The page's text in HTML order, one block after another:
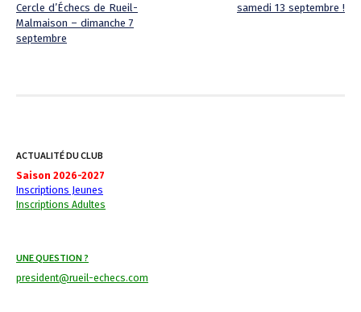
P
o
a
v
g
a
Cercle d’Échecs de Rueil-
Malmaison – dimanche 7
septembre
samedi 13 septembre !
ACTUALITÉ DU CLUB
Saison 2026-2027
Inscriptions Jeunes
Inscriptions Adultes
UNE QUESTION ?
president@rueil-echecs.com